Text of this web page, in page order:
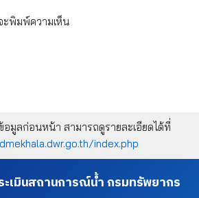
ะพิมพ์ความเห็น
มูลก่อนหน้า สามารถดูรายละเอียดได้ที่
index.php
ะเมินสถานการณ์น้ำ กรมทรัพยากร